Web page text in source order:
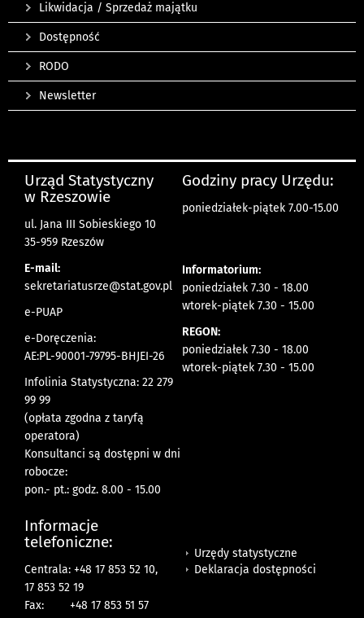
Likwidacja / Sprzedaż majątku
Dostępność
RODO
Newsletter
Urząd Statystyczny
w Rzeszowie
ul. Jana III Sobieskiego 10
35-959 Rzeszów
E-mail:
sekretariatusrze@stat.gov.pl
e-PUAP
e-Doręczenia:
AE:PL-90001-79795-BHJEI-26
Infolinia Statystyczna: 22 279
99 99
(opłata zgodna z taryfą
operatora)
Konsultanci są dostępni w dni
robocze:
pon.- pt.: godz. 8.00 - 15.00
Godziny pracy Urzędu:
poniedziałek-piątek 7.00-15.00
Informatorium:
poniedziałek 7.30 - 18.00
wtorek-piątek 7.30 - 15.00
REGON:
poniedziałek 7.30 - 18.00
wtorek-piątek 7.30 - 15.00
Informacje
telefoniczne:
Centrala: +48 17 853 52 10,
17 853 52 19
Fax:
+48 17 853 51 57
Urzędy statystyczne
Deklaracja dostępności